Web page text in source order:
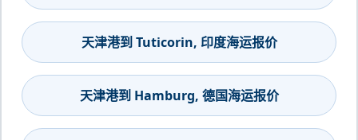
天津港到 Tuticorin, 印度海运报价
天津港到 Hamburg, 德国海运报价